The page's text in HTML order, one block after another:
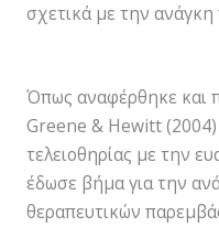
σχετικά με την ανάγκη
Όπως αναφέρθηκε και
Greene & Hewitt (2004)
τελειοθηρίας με την
έδωσε βήμα για την
θεραπευτικών